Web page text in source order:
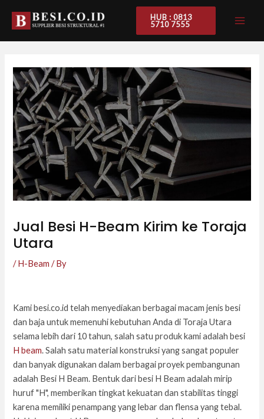
HUB : 0813
5710 7555
Jual Besi H-Beam Kirim ke Toraja
Utara
/H-Beam / By
Kami besi.co.id telah menyediakan berbagai macam jenis besi
dan baja untuk memenuhi kebutuhan Anda di Toraja Utara
selama lebih dari 10 tahun, salah satu produk kami adalah besi
H beam. Salah satu material konstruksi yang sangat populer
dan banyak digunakan dalam berbagai proyek pembangunan
adalah Besi H Beam. Bentuk dari besi H Beam adalah mirip
huruf "H", memberikan tingkat kekuatan dan stabilitas tinggi
karena memiliki penampang yang lebar dan flensa yang tebal.
navigation